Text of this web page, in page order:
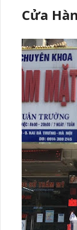
Cửa